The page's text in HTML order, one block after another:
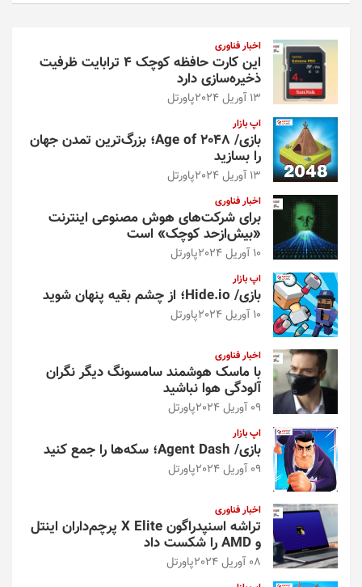
اخبار فناوری
این کارت حافظه کوچک ۴ ترابایت ظرفیت
ذخیره‌سازی دارد
13 آوریل 2024 پاورتل
اپ بازار
بازی/ Age of 2048؛ بزرگ‌ترین تمدن جهان
را بسازید
13 آوریل 2024 پاورتل
اخبار فناوری
برای شرکت‌های هوش مصنوعی اینترنت
«بیش‌از‌حد کوچک» است
10 آوریل 2024 پاورتل
اپ بازار
بازی/ Hide.io؛ از چشم بقیه پنهان شوید
10 آوریل 2024 پاورتل
اخبار فناوری
با ماسک هوشمند سامسونگ دیگر نگران
آلودگی هوا نباشید
09 آوریل 2024 پاورتل
اپ بازار
بازی/ Agent Dash؛ سکه‌ها را جمع کنید
09 آوریل 2024 پاورتل
اخبار فناوری
تراشه اسنپدراگون X Elite پرچم‌داران اینتل
و AMD را شکست داد
08 آوریل 2024 پاورتل